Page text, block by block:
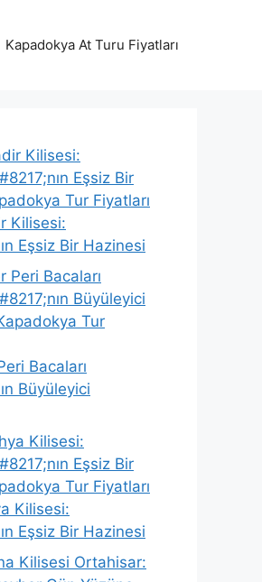
Kapadokya At Turu Fiyatları
Kilisesi:
Eşsiz Bir Hazinesi
Bacaları
Büyüleyici
Kilisesi:
Eşsiz Bir Hazinesi